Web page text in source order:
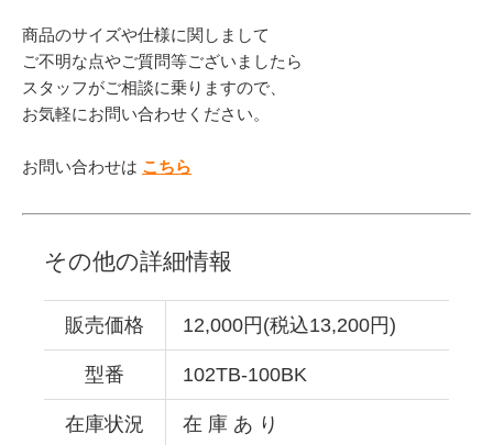
商品のサイズや仕様に関しまして
ご不明な点やご質問等ございましたら
スタッフがご相談に乗りますので、
お気軽にお問い合わせください。
お問い合わせは こちら
その他の詳細情報
販売価格 12,000円(税込13,200円)
型番 102TB-100BK
在庫状況 在 庫 あ り